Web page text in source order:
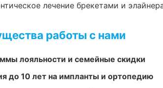
лечение брекетами и
работы с нами
лояльности и семейные скидки
до 10 лет на импланты и ортопедию